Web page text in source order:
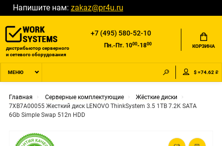
Напишите нам: zakaz@pr4u.ru
дистрибьютор серверного
и сетевого оборудования
+7 (495) 580-52-10
Пн.-Пт. 1000-1800 КОРЗИНА
МЕНЮ $ =74.62 ₽
Главная Серверные комплектующие
Жёсткие диски
7XB7A00055 Жесткий диск LENOVO ThinkSystem 3.5 1TB 7.2K SATA
6Gb Simple Swap 512n HDD